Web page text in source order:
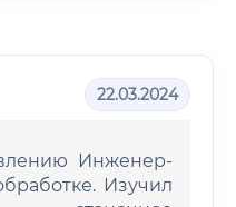
22.03.2024
Инженер-
Изучил